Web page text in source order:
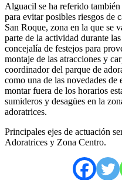
Alguacil se ha referido
para evitar posibles riesgos de
San Roque, zona en la que se
parte de la actividad durante
concejalía de festejos para
montaje de las atracciones y
coordinador del parque de
como una de las novedades
montar fuera de los horarios
sumideros y desagües en la
adoratrices.
Principales ejes de actuación
Adoratrices y Zona Centro.